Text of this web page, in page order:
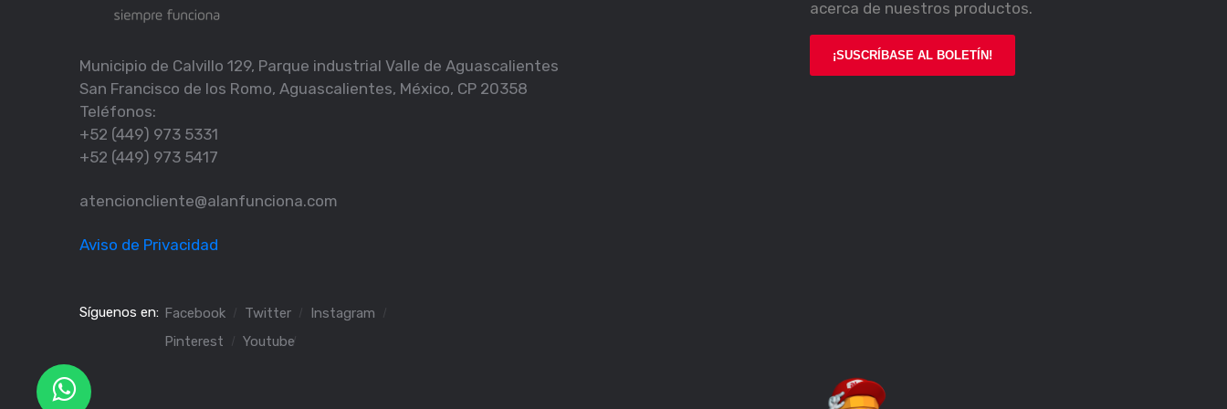
Municipio de Calvillo 129, Parque industrial Valle de Aguascalientes
San Francisco de los Romo, Aguascalientes, México, CP 20358
Teléfonos:
+52 (449) 973 5331
+52 (449) 973 5417
atencioncliente@alanfunciona.com
Aviso de Privacidad
Síguenos en: Facebook Twitter
Instagram
Pinterest
Youtube
acerca de nuestros productos.
¡SUSCRÍBASE AL BOLETÍN!